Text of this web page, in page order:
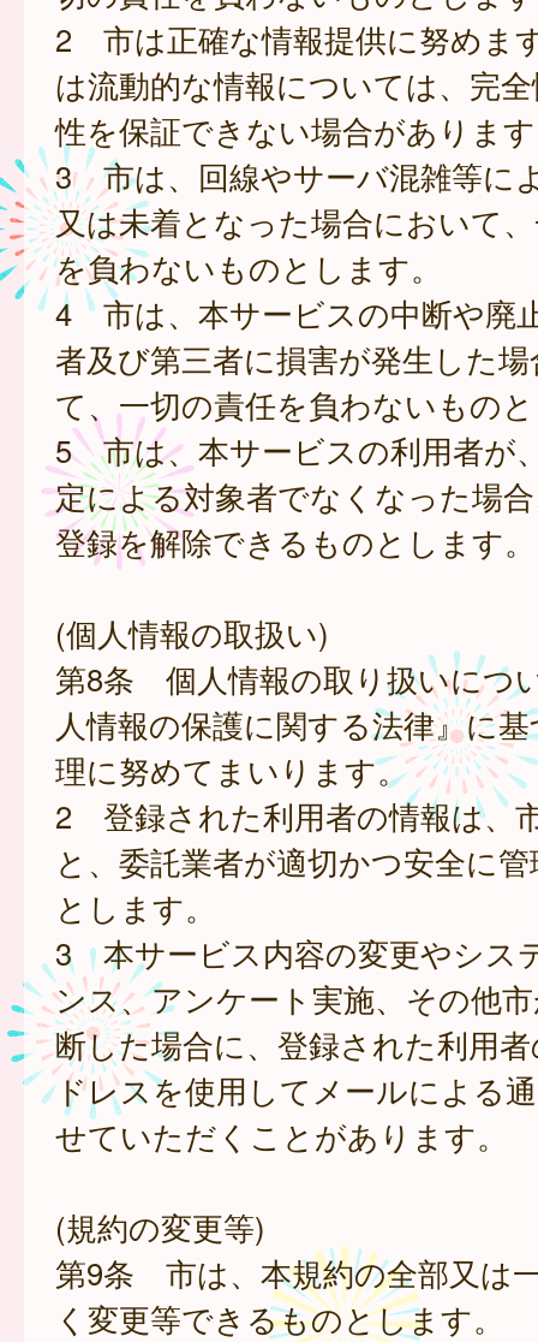
2 市は正確な情報提供に努めま
は流動的な情報については、完
性を保証できない場合がありま
3 市は、回線やサーバ混雑等に
又は未着となった場合において
を負わないものとします。
4 市は、本サービスの中断や廃
者及び第三者に損害が発生した
て、一切の責任を負わないもの
5 市は、本サービスの利用者が
定による対象者でなくなった場
登録を解除できるものとします。
(個人情報の取扱い)
第8条 個人情報の取り扱いにつ
人情報の保護に関する法律』に
理に努めてまいります。
2 登録された利用者の情報は、
と、委託業者が適切かつ安全に
とします。
3 本サービス内容の変更やシス
ンス、アンケート実施、その他
断した場合に、登録された利用
ドレスを使用してメールによる
せていただくことがあります。
(規約の変更等)
第9条 市は、本規約の全部又は
く変更等できるものとします。